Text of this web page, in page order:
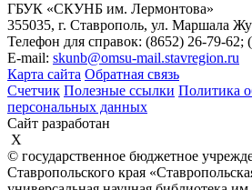
ГБУК «СКУНБ им. Лермонтова»
355035, г. Ставрополь, ул. Маршала
Телефон для справок: (8652) 26-79-62;
E-mail: skunb@omsu-mail.stavregion.ru
Карта сайта Обратная связь
Счетчик Полезные ссылки Политика
персональных данных
Сайт разработан
X
© государственное бюджетное
Ставропольского края